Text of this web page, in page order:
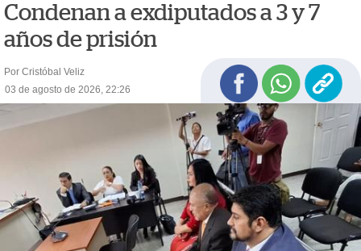
Condenan a exdiputados a 3 y 7
años de prisión
Por Cristóbal Veliz
03 de agosto de 2026, 22:26